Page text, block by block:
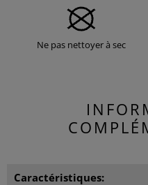
Ne pas nettoyer à sec
Caractéristiques: